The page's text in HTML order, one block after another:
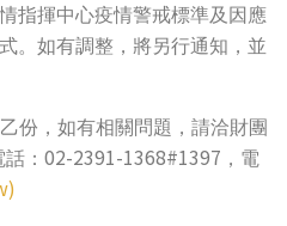
指揮中心疫情警戒標準及因應
。如有調整，將另行通知，並
份，如有相關問題，請洽財團
話： 02-2391-1368#1397 ，電
)